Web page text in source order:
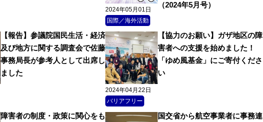
2024年05月01日
（2024年5月号）
【報告】参議院国民生活・経済
及び地方に関する調査会で佐藤
事務局長が参考人として出席し
ました
国際／海外活動
2024年04月22日
【協力のお願い】ガザ地区の障
害者への支援を始めました！
「ゆめ風基金」にご寄付くださ
い
障害者の制度・政策に関心をも
バリアフリー
国交省から航空事業者に事務連